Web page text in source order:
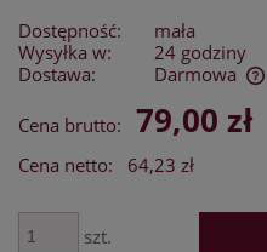
Dostępność:
mała
Wysyłka w:
24 godziny
Dostawa:
Darmowa
Cena brutto: 79,00 zł
Cena netto: 64,23 zł
szt.